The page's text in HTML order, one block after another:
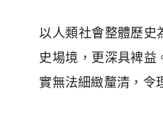
以人類社會整體歷史
史場境，更深具裨益
實無法細緻釐清，令